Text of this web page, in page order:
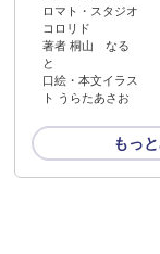
ロマト・スタジオ
コロリド
著者 桐山 なる
と
口絵・本文イラス
ト うらたあさお
もっ